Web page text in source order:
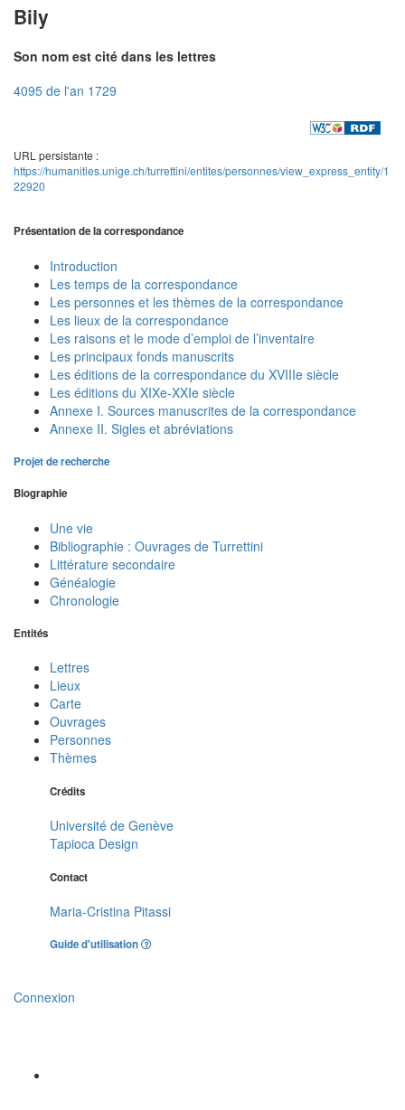
Bily
Son nom est cité dans les lettres
4095 de l'an 1729
URL persistante :
https://humanities.unige.ch/turrettini/entites/personnes/view_express_entity/1
22920
Présentation de la correspondance
Introduction
Les temps de la correspondance
Les personnes et les thèmes de la correspondance
Les lieux de la correspondance
Les raisons et le mode d’emploi de l’inventaire
Les principaux fonds manuscrits
Les éditions de la correspondance du XVIIIe siècle
Les éditions du XIXe-XXIe siècle
Annexe I. Sources manuscrites de la correspondance
Annexe II. Sigles et abréviations
Projet de recherche
Biographie
Une vie
Bibliographie : Ouvrages de Turrettini
Littérature secondaire
Généalogie
Chronologie
Entités
Lettres
Lieux
Carte
Ouvrages
Personnes
Thèmes
Crédits
Université de Genève
Tapioca Design
Contact
Maria-Cristina Pitassi
Guide d'utilisation
Connexion